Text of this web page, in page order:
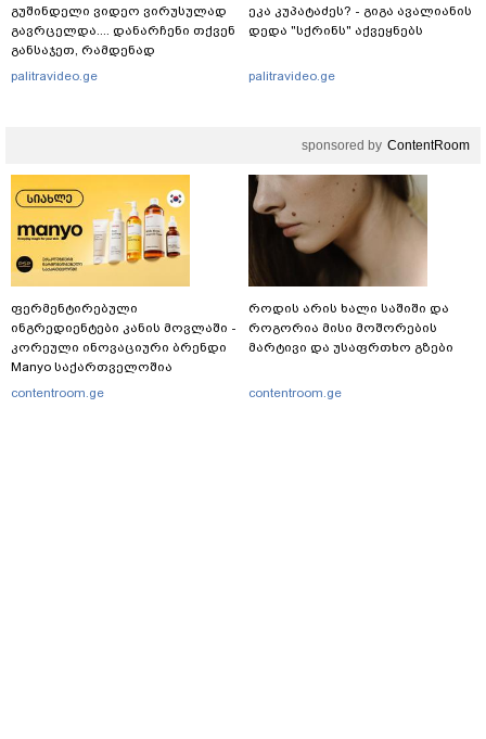
გუშინდელი ვიდეო ვირუსულად
გავრცელდა.... დანარჩენი თქვენ
განსაჯეთ, რამდენად
შესაძლებელია აქ ადამიანის
palitravideo.ge
ეკა კუპატაძეს? - გიგა ავალიანის
დედა "სქრინს" აქვეყნებს
palitravideo.ge
sponsored by ContentRoom
ფერმენტირებული
ინგრედიენტები კანის მოვლაში -
კორეული ინოვაციური ბრენდი
Manyo საქართველოშია
contentroom.ge
როდის არის ხალი საშიში და
როგორია მისი მოშორების
მარტივი და უსაფრთხო გზები
contentroom.ge